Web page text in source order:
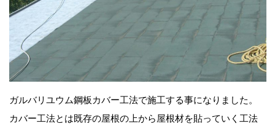
ガルバリユウム鋼板カバー工法で施工する事になりました。
カバー工法とは既存の屋根の上から屋根材を貼っていく工法